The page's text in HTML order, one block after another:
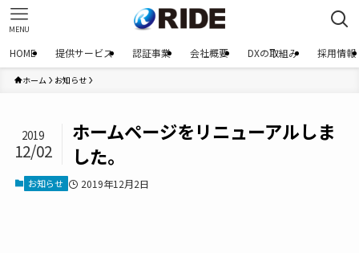
MENU
HOME 提供サービス 認証事業 会社概要 DXの取組み 採用情報
ホーム お知らせ
ホームページをリニューアルしま
した。
2019
12/02
お知らせ 2019年12月2日